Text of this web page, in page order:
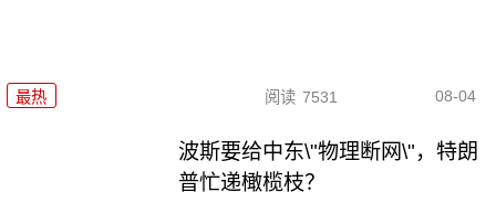
最热 阅读 7531 08-04
波斯要给中东\"物理断网\"，特朗
普忙递橄榄枝？